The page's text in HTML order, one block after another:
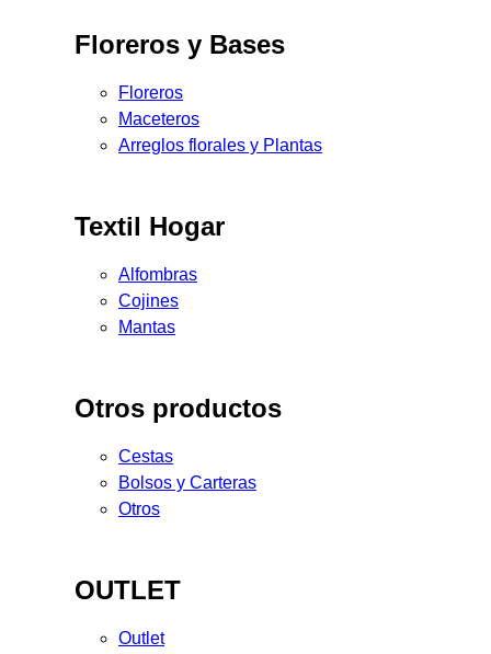
Floreros y Bases
Floreros
Maceteros
Arreglos florales y Plantas
Textil Hogar
Alfombras
Cojines
Mantas
Otros productos
Cestas
Bolsos y Carteras
Otros
OUTLET
Outlet